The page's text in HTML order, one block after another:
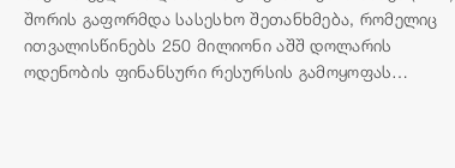
შორის გაფორმდა სასესხო შეთანხმება, რომელიც
ითვალისწინებს 250 მილიონი აშშ დოლარის
ოდენობის ფინანსური რესურსის გამოყოფას